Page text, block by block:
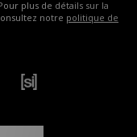
plus de détails sur la
notre politique de